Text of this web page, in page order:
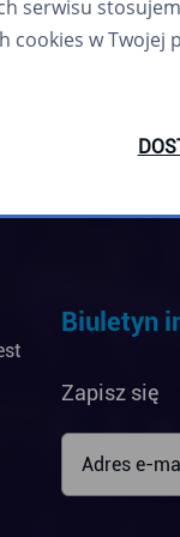
napęd
Biuletyn
Zapisz się
serwisu
cookies w Twojej